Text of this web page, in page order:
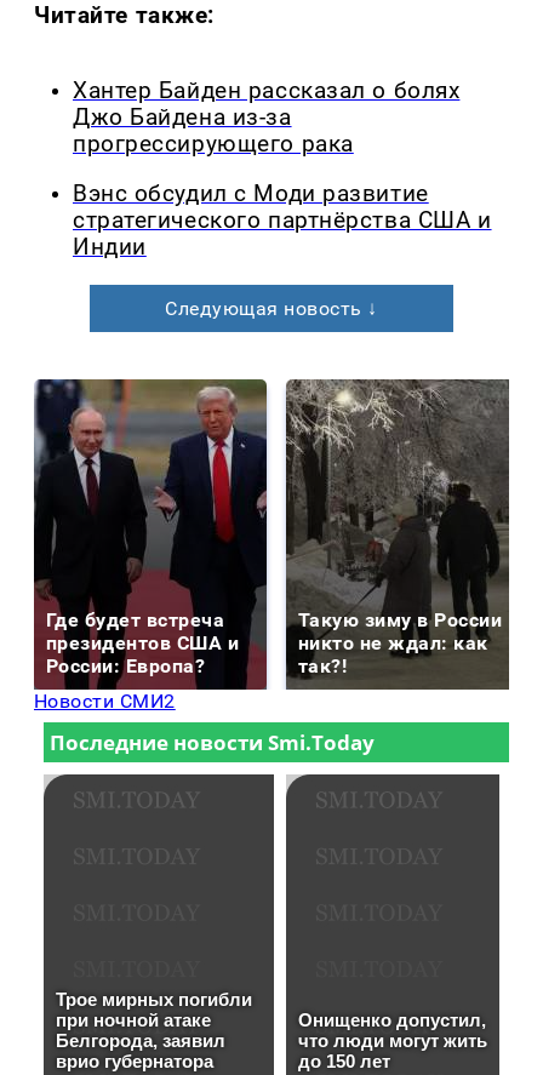
Читайте также:
Хантер Байден рассказал о болях
Джо Байдена из-за
прогрессирующего рака
Вэнс обсудил с Моди развитие
стратегического партнёрства США и
Индии
Следующая новость ↓
Где будет встреча
президентов США и
России: Европа?
Такую зиму в России
никто не ждал: как
так?!
Новости СМИ2